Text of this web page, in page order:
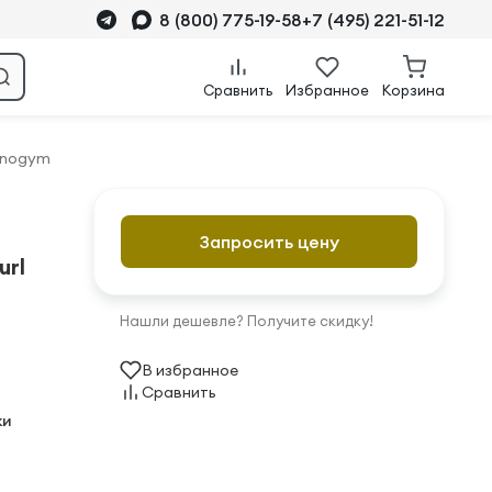
8 (800) 775-19-58+7 (495) 221-51-12
Сравнить Избранное Корзина
Запросить цену
Нашли дешевле? Получите скидку!
В избранное
Сравнить